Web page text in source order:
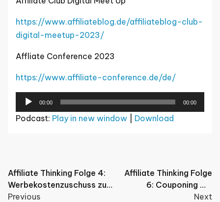
https://www.affiliateblog.de/affiliateblog-club-
digital-meetup-2023/
Affliate Conference 2023
https://www.affiliate-conference.de/de/
Audio- 00:00 00:00
Podcast: Play in new window Download
Post
navigation
Affiliate Thinking Folge 4:
Werbekostenzuschuss zu
Gast Ingo Kamps und Felix
Previous
Affiliate Thinking Folge
6: Couponing mit
Torsten Latussek von
Next